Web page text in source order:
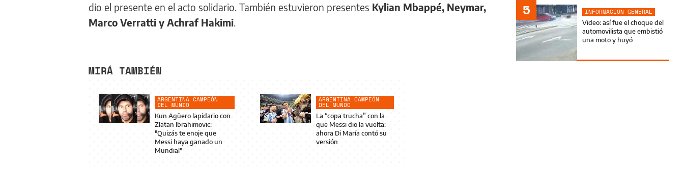
dio el presente en el acto solidario. También estuvieron presentes Kylian Mbappé, Neymar,
Marco Verratti y Achraf Hakimi
MIRÁ TAMBIÉN
ARGENTINA CAMPEÓN
DEL MUNDO
Kun Agüero lapidario con
Zlatan Ibrahimovic:
"Quizás te enoje que
Messi haya ganado un
Mundial"
ARGENTINA CAMPEÓN
DEL MUNDO
La “copa trucha” con la
que Messi dio la vuelta:
ahora Di María contó su
versión
5
INFORMACIÓN GENERAL
Video: así fue el choque del
automovilista que embistió
una moto y huyó